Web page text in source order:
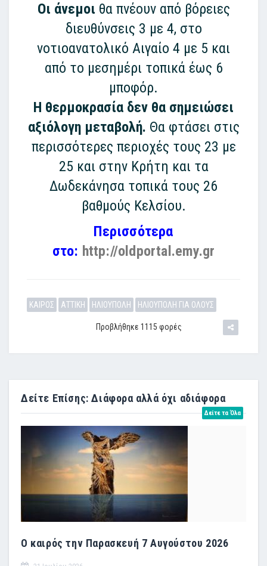
Οι άνεμοι θα πνέουν από βόρειες
διευθύνσεις 3 με 4, στο
νοτιοανατολικό Αιγαίο 4 με 5 και
από το μεσημέρι τοπικά έως 6
μποφόρ.
Η θερμοκρασία δεν θα σημειώσει
αξιόλογη μεταβολή. Θα φτάσει στις
περισσότερες περιοχές τους 23 με
25 και στην Κρήτη και τα
Δωδεκάνησα τοπικά τους 26
βαθμούς Κελσίου.
Περισσότερα
στο: http://oldportal.emy.gr
ΚΑΙΡΟΣ ΑΤΤΙΚΗ ΗΛΙΟΥΠΟΛΗ ΗΛΙΟΥΠΟΛΗ ΓΙΑ ΟΛΟΥΣ
Προβλήθηκε 1115 φορές
Δείτε Επίσης: Διάφορα αλλά όχι αδιάφορα
Δείτε τα Όλα
Ο καιρός την Παρασκευή 7 Αυγούστου 2026